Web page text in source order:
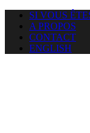
SI VOUS
A PROPOS
CONTACT
ENGLISH